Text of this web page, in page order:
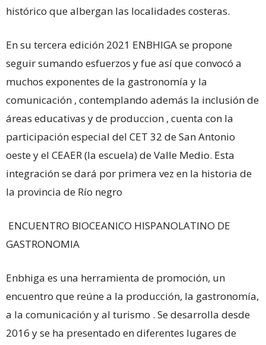
histórico que albergan las localidades costeras.
En su tercera edición 2021 ENBHIGA se propone
seguir sumando esfuerzos y fue así que convocó a
muchos exponentes de la gastronomía y la
comunicación , contemplando además la inclusión de
áreas educativas y de produccion , cuenta con la
participación especial del CET 32 de San Antonio
oeste y el CEAER (la escuela) de Valle Medio. Esta
integración se dará por primera vez en la historia de
la provincia de Río negro
ENCUENTRO BIOCEANICO HISPANOLATINO DE
GASTRONOMIA
Enbhiga es una herramienta de promoción, un
encuentro que reúne a la producción, la gastronomía,
a la comunicación y al turismo . Se desarrolla desde
2016 y se ha presentado en diferentes lugares de